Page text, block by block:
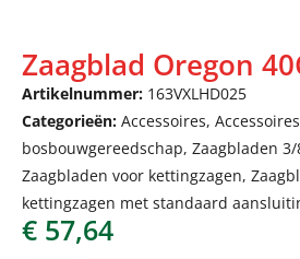
Zaagblad Oregon
Artikelnummer: 163VXLHD025
Categorieën: Accessoires,
bosbouwgereedschap, Zaagbladen
Zaagbladen voor kettingzagen,
kettingzagen met standaard
€ 57,64